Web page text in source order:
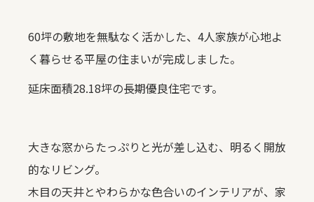
60坪の敷地を無駄なく活かした、4人家族が心地よ
く暮らせる平屋の住まいが完成しました。
延床面積28.18坪の長期優良住宅です。
大きな窓からたっぷりと光が差し込む、明るく開放
的なリビング。
木目の天井とやわらかな色合いのインテリアが、家